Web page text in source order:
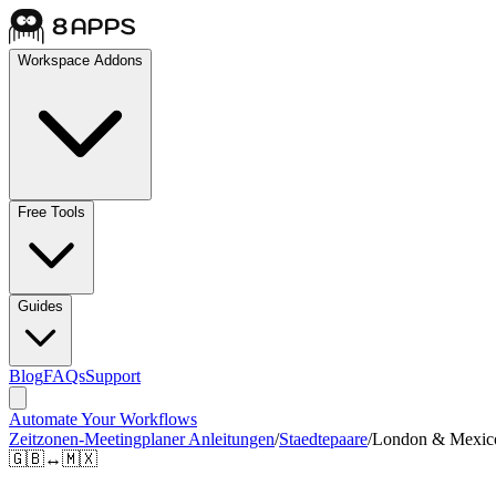
Workspace Addons
Free Tools
Guides
BlogFAQsSupport
Automate Your Workflows
Zeitzonen-Meetingplaner Anleitungen/Staedtepaare/London &
🇬🇧↔🇲🇽